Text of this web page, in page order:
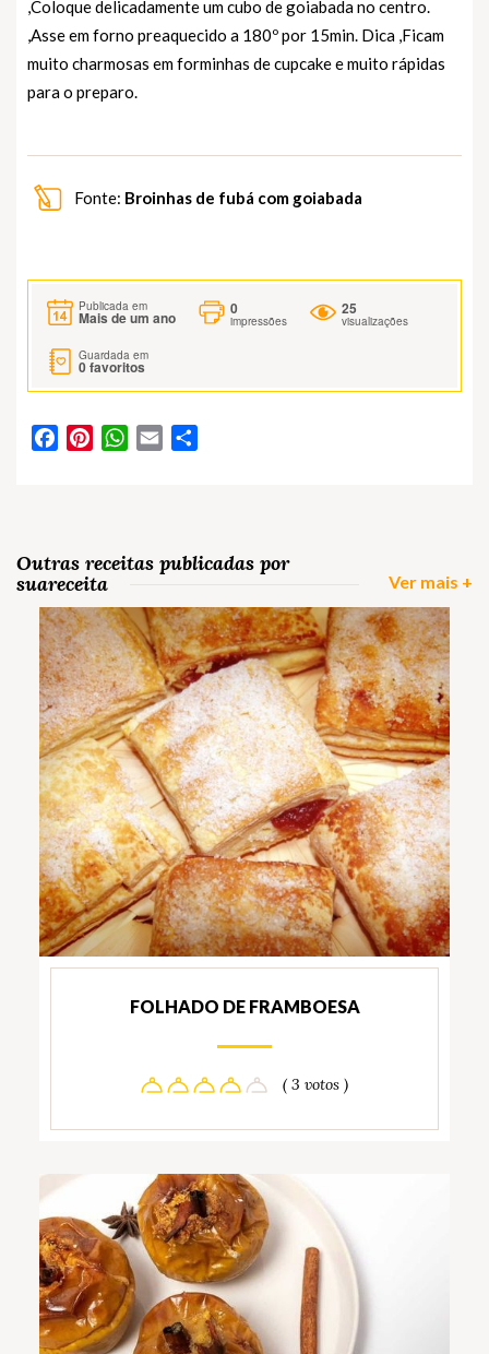
,Coloque delicadamente um cubo de goiabada no centro.
,Asse em forno preaquecido a 180º por 15min. Dica ,Ficam
muito charmosas em forminhas de cupcake e muito rápidas
para o preparo.
Fonte: Broinhas de fubá com goiabada
Publicada em
Mais de um ano
0
impressões
25
visualizações
Guardada em
0favoritos
FacebookPinterestWhatsApp
Email
Outras receitas publicadas por
suareceita
Ver mais +
FOLHADO DE FRAMBOESA
( 3 votos )